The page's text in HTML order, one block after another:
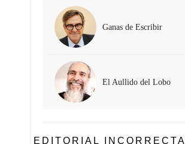
Ganas de Escribir
El Aullido del Lobo
EDITORIAL INCORRECTA